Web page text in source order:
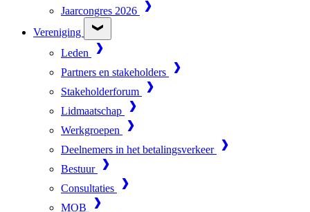
Jaarcongres 2026
Vereniging
Leden
Partners en stakeholders
Stakeholderforum
Lidmaatschap
Werkgroepen
Deelnemers in het betalingsverkeer
Bestuur
Consultaties
MOB